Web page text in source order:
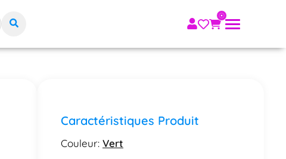
Caractéristiques Produit
Couleur:Vert